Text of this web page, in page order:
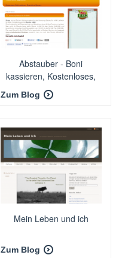
Abstauber - Boni
kassieren, Kostenloses,
Geld verdienen,
Gutscheine
Zum Blog
Mein Leben und ich
Zum Blog